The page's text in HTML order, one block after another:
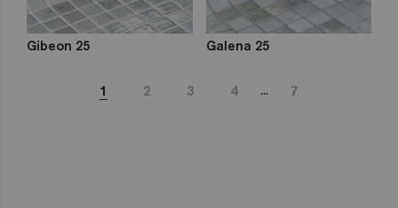
Gibeon 25 Galena 25
1 2 3 4 ... 7